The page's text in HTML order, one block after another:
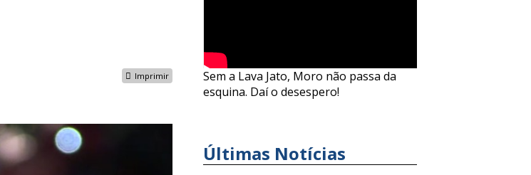
Imprimir
Sem a Lava Jato, Moro não passa da
esquina. Daí o desespero!
Últimas Notícias